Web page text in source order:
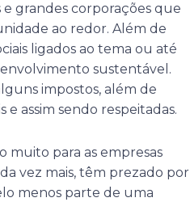
e grandes corporações que
ao redor. Além de
ligados ao tema ou até
sustentável.
impostos, além de
assim sendo respeitadas.
muito para as empresas
vez mais, têm prezado por
menos parte de uma